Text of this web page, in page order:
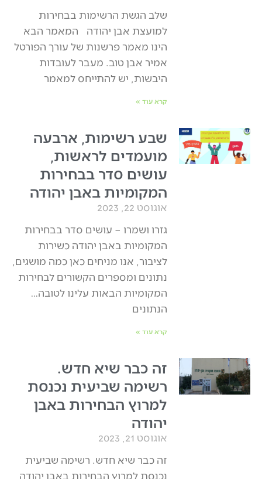
שלב הגשת הרשימות בבחירות
למועצת אבן יהודה המאמר הבא
הינו מאמר פרשנות של עורך הפורטל
אמיר אבן טוב. מעבר לעובדות
היבשות, יש להתייחס למאמר
קרא עוד »
שבע רשימות, ארבעה
מועמדים לראשות,
עושים סדר בבחירות
המקומיות באבן יהודה
אוגוסט 22, 2023
גזרו ושמרו – עושים סדר בבחירות
המקומיות באבן יהודה כשירות
לציבור, אנו מניחים כאן כמה מושגים,
נתונים ומספרים הקשורים לבחירות
המקומיות הבאות עלינו לטובה…
הנתונים
קרא עוד »
זה כבר שיא חדש.
רשימה שביעית נכנסת
למרוץ הבחירות באבן
יהודה
אוגוסט 21, 2023
זה כבר שיא חדש. רשימה שביעית
נכנסת למרוץ הבחירות באבן יהודה